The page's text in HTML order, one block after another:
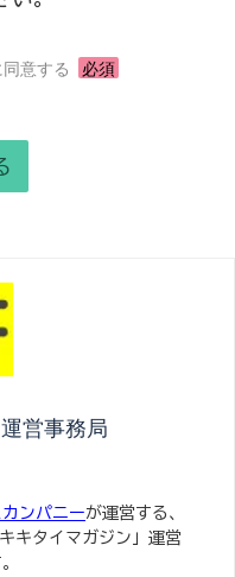
意する 必須
営事務局
ンパニーが運営する、
キタイマガジン」運営